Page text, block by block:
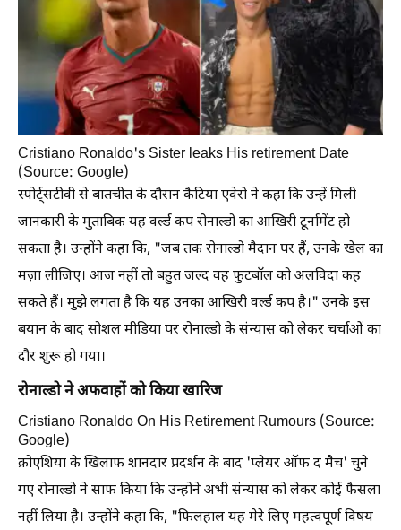
Cristiano Ronaldo's Sister leaks His retirement Date
(Source: Google)
स्पोर्ट्सटीवी से बातचीत के दौरान कैटिया एवेरो ने कहा कि उन्हें मिली
जानकारी के मुताबिक यह वर्ल्ड कप रोनाल्डो का आखिरी टूर्नामेंट हो
सकता है। उन्होंने कहा कि, "जब तक रोनाल्डो मैदान पर हैं, उनके खेल का
मज़ा लीजिए। आज नहीं तो बहुत जल्द वह फुटबॉल को अलविदा कह
सकते हैं। मुझे लगता है कि यह उनका आखिरी वर्ल्ड कप है।" उनके इस
बयान के बाद सोशल मीडिया पर रोनाल्डो के संन्यास को लेकर चर्चाओं का
दौर शुरू हो गया।
रोनाल्डो ने अफवाहों को किया खारिज
Cristiano Ronaldo On His Retirement Rumours (Source:
Google)
क्रोएशिया के खिलाफ शानदार प्रदर्शन के बाद 'प्लेयर ऑफ द मैच' चुने
गए रोनाल्डो ने साफ किया कि उन्होंने अभी संन्यास को लेकर कोई फैसला
नहीं लिया है। उन्होंने कहा कि, "फिलहाल यह मेरे लिए महत्वपूर्ण विषय